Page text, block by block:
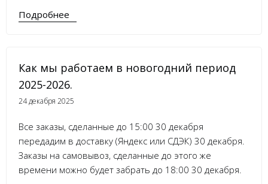
Подробнее
Как мы работаем в новогодний период
2025-2026.
24 декабря 2025
Все заказы, сделанные до 15:00 30 декабря
передадим в доставку (Яндекс или СДЭК) 30 декабря.
Заказы на самовывоз, сделанные до этого же
времени можно будет забрать до 18:00 30 декабря.